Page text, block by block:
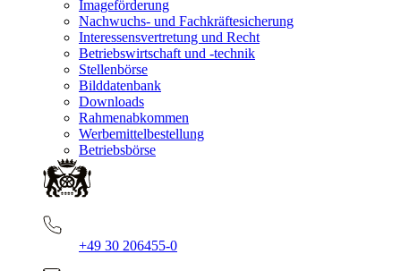
Imageförderung
Nachwuchs- und Fachkräftesicherung
Interessensvertretung und Recht
Betriebswirtschaft und -technik
Stellenbörse
Bilddatenbank
Downloads
Rahmenabkommen
Werbemittelbestellung
Betriebsbörse
+49 30 206455-0